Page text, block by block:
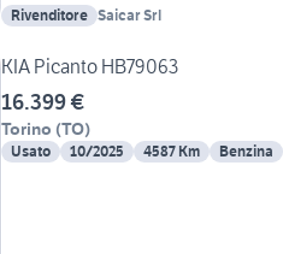
Rivenditore Saicar Srl
KIA Picanto HB79063
16.399 €
Torino (TO)
Usato 10/2025 4587 Km Benzina